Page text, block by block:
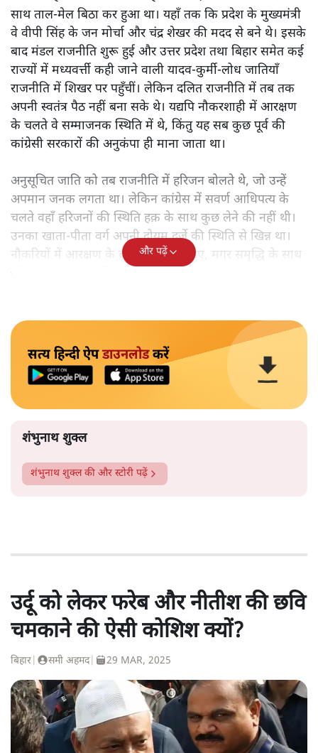
साथ ताल-मेल बिठा कर हुआ था। यहाँ तक कि प्रदेश के मुख्यमंत्री
वे वीपी सिंह के जन मोर्चा और चंद्र शेखर की मदद से बने थे। इसके
बाद मंडल राजनीति शुरू हुई और उत्तर प्रदेश तथा बिहार समेत कई
राज्यों में मध्यवर्त्ती कही जाने वाली यादव-कुर्मी-लोध जातियाँ
राजनीति में शिखर पर पहुँचीं। लेकिन दलित राजनीति में तब तक
अपनी स्वतंत्र पैठ नहीं बना सके थे। यद्यपि नौकरशाही में आरक्षण
के चलते वे सम्माजनक स्थिति में थे, किंतु यह सब कुछ पूर्व की
कांग्रेसी सरकारों की अनुकंपा ही माना जाता था।
अनुसूचित जाति को तब राजनीति में हरिजन बोलते थे, जो उन्हें
अपमान जनक लगता था। लेकिन कांग्रेस में सवर्ण आधिपत्य के
चलते वहाँ हरिजनों की स्थिति हक़ के साथ कुछ लेने की नहीं थी।
उनका खाता-पीता वर्ग अपनी दोयम दर्जे की स्थिति से खिन्न था।
नौकरियों में आरक्षण के बूते वे समृद्ध तो हुए, मगर समृद्धि के साथ
जो आत्म-सम्मान चाहिए था, वह नहीं मिल रहा था।
और पढ़ें
सत्य हिन्दी ऐपडाउनलोडकरें
शंभुनाथ शुक्ल
शंभुनाथ शुक्लकी और स्टोरी पढ़ें
उर्दू को लेकर फरेब और नीतीश की छवि
चमकाने की ऐसी कोशिश क्यों?
बिहार समी अहमद| 29 MAR, 2025